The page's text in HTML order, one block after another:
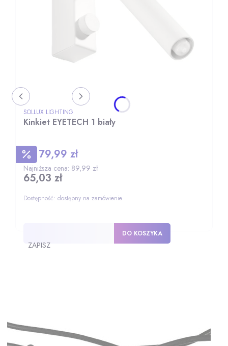
Kinkiet EYETECH 1 biały
PRODUCENT
SOLLUX LIGHTING
Cena promocyjna
79,99 zł
Najniższa cena: 89,99 zł
Cena
65,03 zł
Dostępność: dostępny na zamówienie
ZAPISZ
DO KOSZYKA